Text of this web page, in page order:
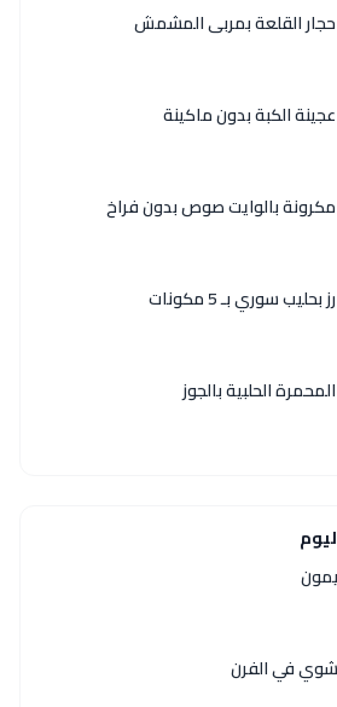
القلعة بمربى المشمش
الكبة بدون ماكينة
بالوايت صوص بدون فراخ
سوري بـ 5 مكونات
الحلبية بالجوز
في الفرن